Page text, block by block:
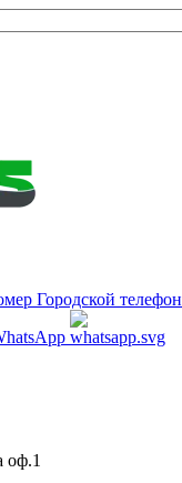
Городской телефон
оф.1